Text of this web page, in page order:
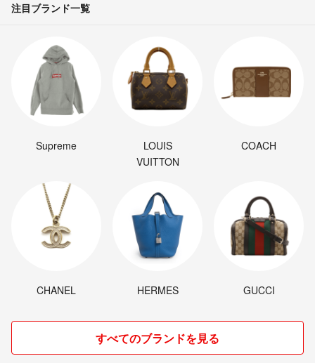
注目ブランド一覧
Supreme
LOUIS
VUITTON
COACH
CHANEL HERMES GUCCI
すべてのブランドを見る